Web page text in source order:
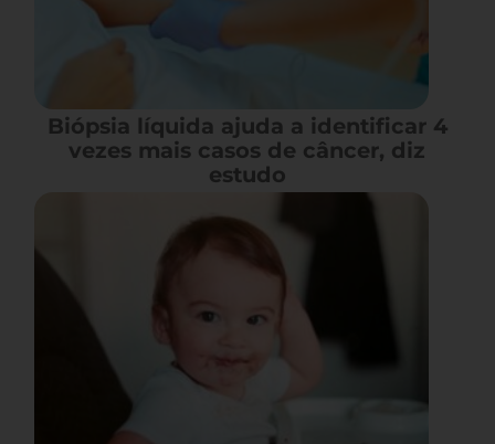
Biópsia líquida ajuda a identificar 4
vezes mais casos de câncer, diz
estudo